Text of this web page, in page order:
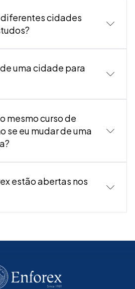
cidades
uma cidade para
mesmo curso de
se eu mudar de uma
estão abertas nos